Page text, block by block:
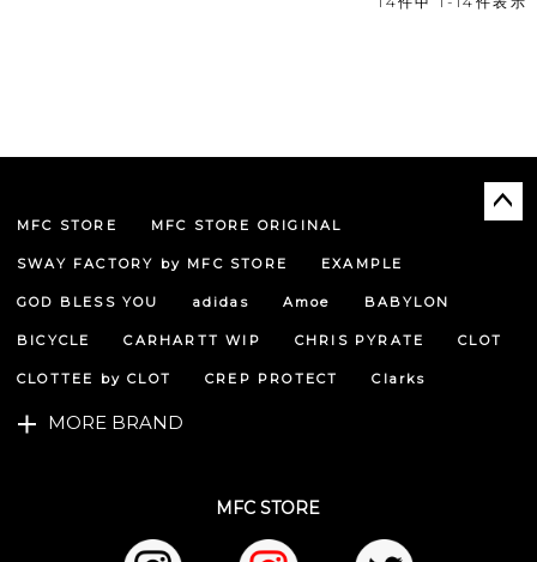
MFC STORE MFC STORE ORIGINAL
SWAY FACTORY by MFC STORE EXAMPLE
GOD BLESS YOU adidas Amoe BABYLON
BICYCLE CARHARTT WIP CHRIS PYRATE CLOT
CLOTTEE by CLOT CREP PROTECT Clarks
MORE BRAND
MFC STORE